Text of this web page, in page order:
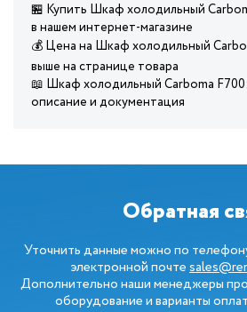
🏪 Купить Шкаф холодильный
в нашем интернет-магазине
💰 Цена на Шкаф холодильный
выше на странице товара
📖 Шкаф холодильный Carboma
описание и документация
Обратная
Уточнить данные можно по
электронной почте
Дополнительно наши менеджеры
оборудование и варианты